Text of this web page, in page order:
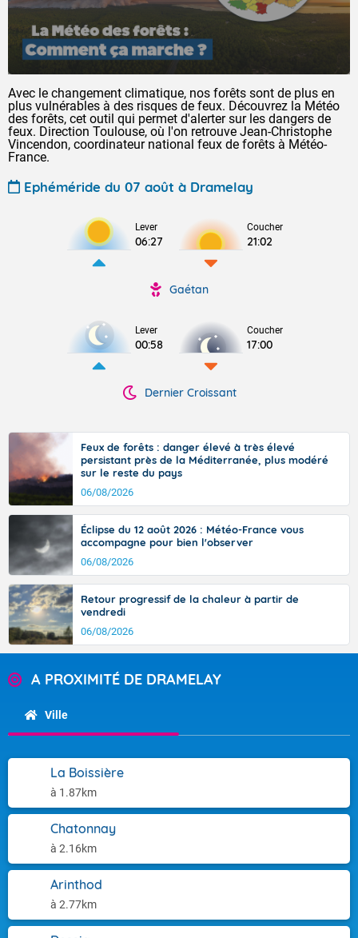
Avec le changement climatique, nos forêts sont de plus en
plus vulnérables à des risques de feux. Découvrez la Météo
des forêts, cet outil qui permet d'alerter sur les dangers de
feux. Direction Toulouse, où l'on retrouve Jean-Christophe
Vincendon, coordinateur national feux de forêts à Météo-
France.
Ephéméride du 07 août à Dramelay
Lever
06:27
Coucher
21:02
Gaétan
Lever
00:58
Coucher
17:00
Dernier Croissant
Feux de forêts : danger élevé à très élevé
persistant près de la Méditerranée, plus modéré
sur le reste du pays
06/08/2026
Éclipse du 12 août 2026 : Météo-France vous
accompagne pour bien l'observer
06/08/2026
Retour progressif de la chaleur à partir de
vendredi
06/08/2026
A PROXIMITÉ DE DRAMELAY
Ville
La Boissière
à 1.87km
Chatonnay
à 2.16km
Arinthod
à 2.77km